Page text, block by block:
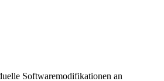
Softwaremodifikationen an